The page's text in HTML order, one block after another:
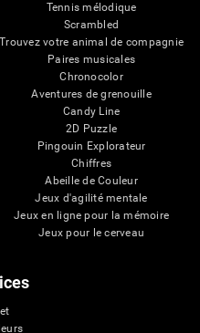
Tennis mélodique
Scrambled
Trouvez votre animal de compagnie
Paires musicales
Chronocolor
Aventures de grenouille
Candy Line
2D Puzzle
Pingouin Explorateur
Chiffres
Abeille de Couleur
Jeux d'agilité mentale
Jeux en ligne pour la mémoire
Jeux pour le cerveau